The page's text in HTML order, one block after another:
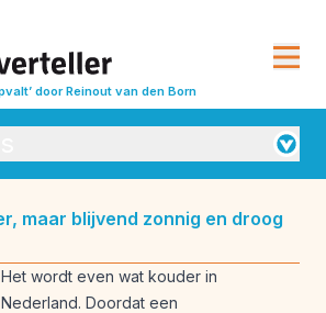
door Reinout van den Born
Weerbeleving
maar blijvend zonnig en droog
Het wordt even wat kouder in
Nederland. Doordat een